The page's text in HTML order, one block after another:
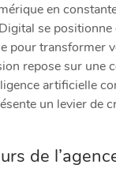
en
se
pour transformer
repose sur une
artificielle
un levier de
de